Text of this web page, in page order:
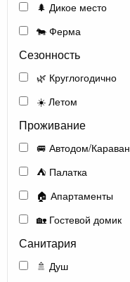
🌲 Дикое место
🐄 Ферма
Сезонность
🌿 Круглогодично
☀️ Летом
Проживание
🚐 Автодом/Караван
⛺ Палатка
🏠 Апартаменты
🏡 Гостевой домик
Санитария
🚿 Душ